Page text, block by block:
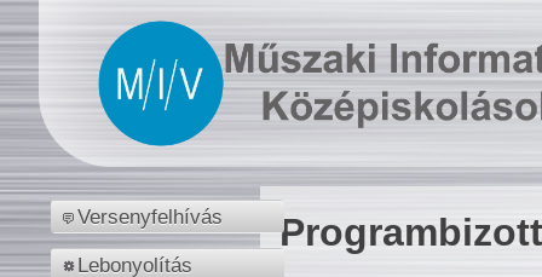
Versenyfelhívás
Lebonyolítás